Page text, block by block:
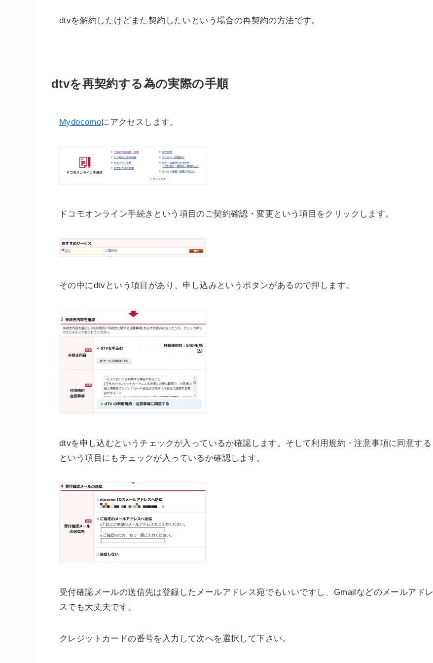
dtvを解約したけどまた契約したいという場合の再契約の方法です。
dtvを再契約する為の実際の手順
Mydocomoにアクセスします。
ドコモオンライン手続きという項目のご契約確認・変更という項目をクリックします。
その中にdtvという項目があり、申し込みというボタンがあるので押します。
dtvを申し込むというチェックが入っているか確認します。そして利用規約・注意事項に同意する
という項目にもチェックが入っているか確認します。
受付確認メールの送信先は登録したメールアドレス宛でもいいですし、Gmailなどのメールアドレ
スでも大丈夫です。
クレジットカードの番号を入力して次へを選択して下さい。